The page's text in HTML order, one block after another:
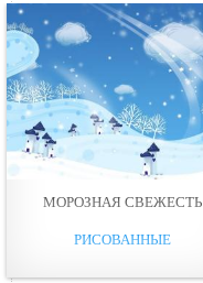
МОРОЗНАЯ СВЕЖЕСТЬ
РИСОВАННЫЕ